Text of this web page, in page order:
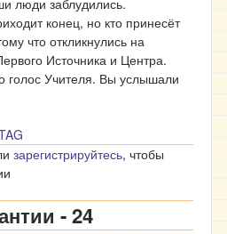
люди заблудились.
конец, но кто принесёт
что откликнулись на
Источника и Центра.
голос Учителя. Вы услышали
- 25
зарегистрируйтесь, чтобы
- 24